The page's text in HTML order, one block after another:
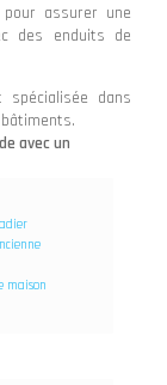
pour assurer une
des enduits de
spécialisée dans
avec un
maison